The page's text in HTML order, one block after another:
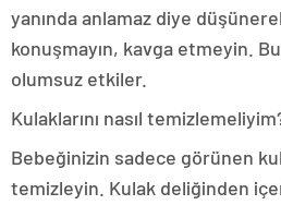
yanında anlamaz diye
konuşmayın, kavga etmeyin.
olumsuz etkiler.
Kulaklarını nasıl
Bebeğinizin sadece görünen
temizleyin. Kulak deliğinden